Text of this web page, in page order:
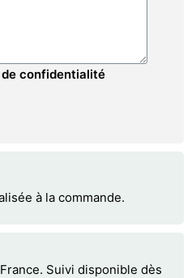
confidentialité
à la commande.
Suivi disponible dès